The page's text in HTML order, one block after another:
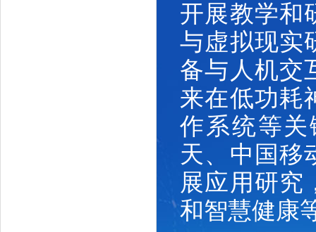
开展教学和
与虚拟现实
备与人机交
来在低功耗
作系统等
天、中国移
展应用研究
和智慧健康